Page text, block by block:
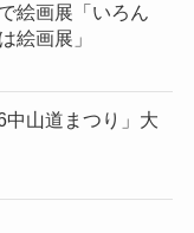
絵画展「いろん
絵画展」
中山道まつり」大